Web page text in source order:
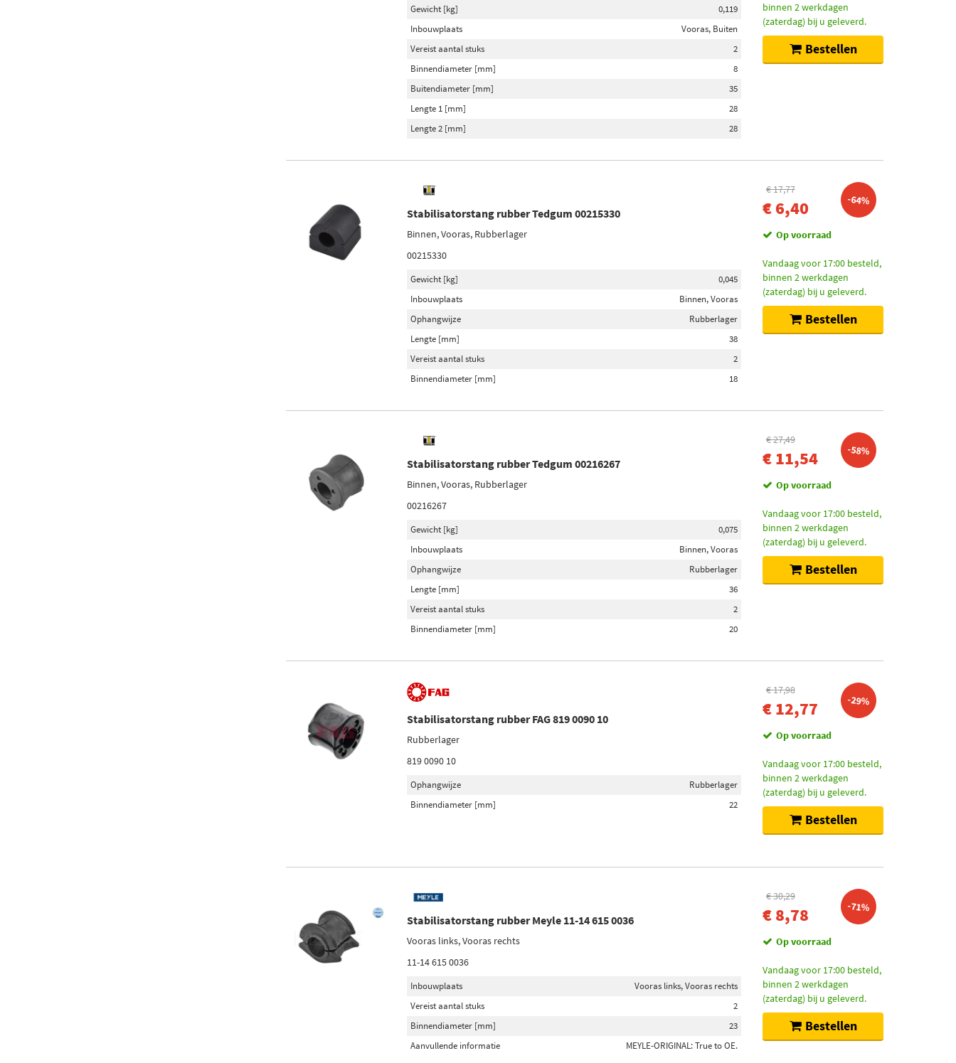
Gewicht [kg]
0,119
Inbouwplaats
Vooras, Buiten
Vereist aantal stuks
2
Binnendiameter [mm]
8
Buitendiameter [mm]
35
Lengte 1 [mm]
28
Lengte 2 [mm]
28
binnen 2 werkdagen
(zaterdag) bij u geleverd.
Bestellen
Stabilisatorstang rubber Tedgum 00215330
Binnen, Vooras, Rubberlager
00215330
Gewicht [kg]
0,045
Inbouwplaats
Binnen, Vooras
Ophangwijze
Rubberlager
Lengte [mm]
38
Vereist aantal stuks
2
Binnendiameter [mm]
18
€ 17,77
€ 6,40 -64%
Op voorraad
Vandaag voor 17:00 besteld,
binnen 2 werkdagen
(zaterdag) bij u geleverd.
Bestellen
Stabilisatorstang rubber Tedgum 00216267
Binnen, Vooras, Rubberlager
00216267
Gewicht [kg]
0,075
Inbouwplaats
Binnen, Vooras
Ophangwijze
Rubberlager
Lengte [mm]
36
Vereist aantal stuks
2
Binnendiameter [mm]
20
€ 27,49
€ 11,54 -58%
Op voorraad
Vandaag voor 17:00 besteld,
binnen 2 werkdagen
(zaterdag) bij u geleverd.
Bestellen
Stabilisatorstang rubber FAG 819 0090 10
Rubberlager
819 0090 10
Ophangwijze
Rubberlager
Binnendiameter [mm]
22
€ 17,98
€ 12,77 -29%
Op voorraad
Vandaag voor 17:00 besteld,
binnen 2 werkdagen
(zaterdag) bij u geleverd.
Bestellen
Stabilisatorstang rubber Meyle 11-14 615 0036
Vooras links, Vooras rechts
11-14 615 0036
Inbouwplaats
Vooras links, Vooras rechts
Vereist aantal stuks
2
Binnendiameter [mm]
23
Aanvullende informatie
MEYLE-ORIGINAL: True to OE.
€ 30,29
€ 8,78 -71%
Op voorraad
Vandaag voor 17:00 besteld,
binnen 2 werkdagen
(zaterdag) bij u geleverd.
Bestellen